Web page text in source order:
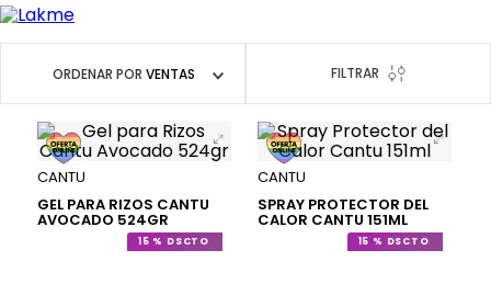
ORDENAR POR VENTAS FILTRAR
CANTU
GEL PARA RIZOS CANTU
AVOCADO 524GR
15 %
CANTU
SPRAY PROTECTOR DEL
CALOR CANTU 151ML
15 %